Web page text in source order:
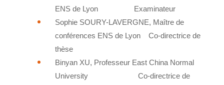
ENS de Lyon
Examinateur
Sophie SOURY-LAVERGNE, Maître de
conférences ENS de Lyon Co-directrice de
thèse
Binyan XU, Professeur East China Normal
University
Co-directrice de